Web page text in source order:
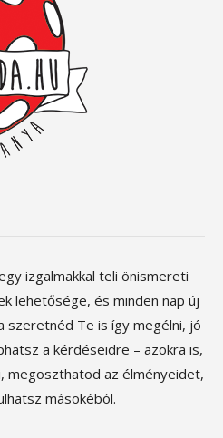
izgalmakkal teli önismereti
lehetősége, és minden nap új
szeretnéd Te is így megélni, jó
a kérdéseidre – azokra is,
megoszthatod az élményeidet,
másokéból.